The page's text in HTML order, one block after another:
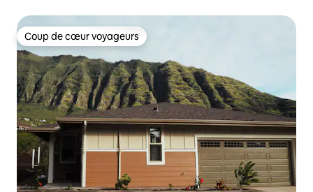
Coup de cœur voyageurs
Coup de cœur voyageurs